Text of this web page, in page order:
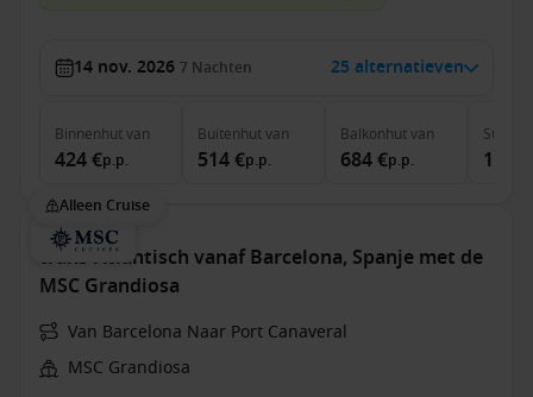
14 nov. 2026 7 Nachten 25 alternatieven
Binnenhutvan
424 €p.p.
Buitenhutvan
514 €p.p.
Balkonhutvan
684 €p.p.
Suite
Alleen Cruise
trans-Atlantisch vanaf Barcelona, Spanje met de
MSC Grandiosa
Van Barcelona Naar Port Canaveral
MSC Grandiosa